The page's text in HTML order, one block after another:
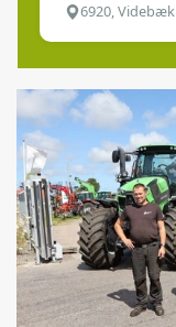
6920, Videbæk